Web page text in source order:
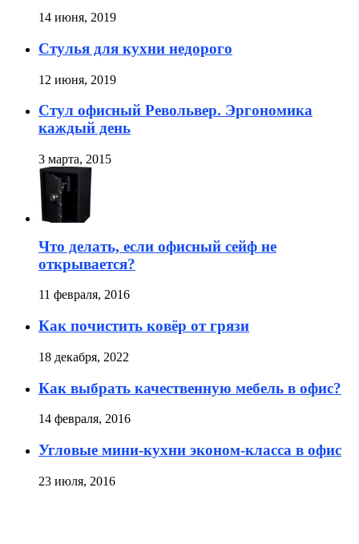
14 июня, 2019
Стулья для кухни недорого
12 июня, 2019
Стул офисный Револьвер. Эргономика
каждый день
3 марта, 2015
Что делать, если офисный сейф не
открывается?
11 февраля, 2016
Как почистить ковёр от грязи
18 декабря, 2022
Как выбрать качественную мебель в офис?
14 февраля, 2016
Угловые мини-кухни эконом-класса в офис
23 июля, 2016